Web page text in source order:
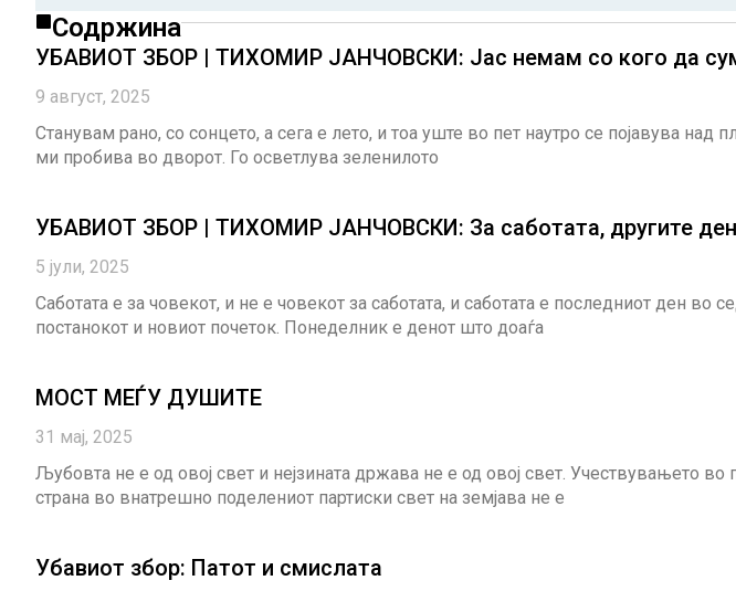
Содржина
УБАВИОТ ЗБОР | ТИХОМИР ЈАНЧОВСКИ: Јас немам со кого да
9 август, 2025
Станувам рано, со сонцето, а сега е лето, и тоа уште во пет наутро се појавува над
ми пробива во дворот. Го осветлува зеленилото
УБАВИОТ ЗБОР | ТИХОМИР ЈАНЧОВСКИ: За саботата, другите
5 јули, 2025
Саботата е за човекот, и не е човекот за саботата, и саботата е последниот ден во
постанокот и новиот почеток. Понеделник е денот што доаѓа
МОСТ МЕЃУ ДУШИТЕ
31 мај, 2025
Љубовта не е од овој свет и нејзината држава не е од овој свет. Учествувањето
страна во внатрешно поделениот партиски свет на земјава не е
Убавиот збор: Патот и смислата